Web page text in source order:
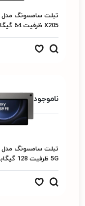
گیگابایت
ناموجود
5G ظرفیت 128 گیگابایت رم 6 گیگابایت